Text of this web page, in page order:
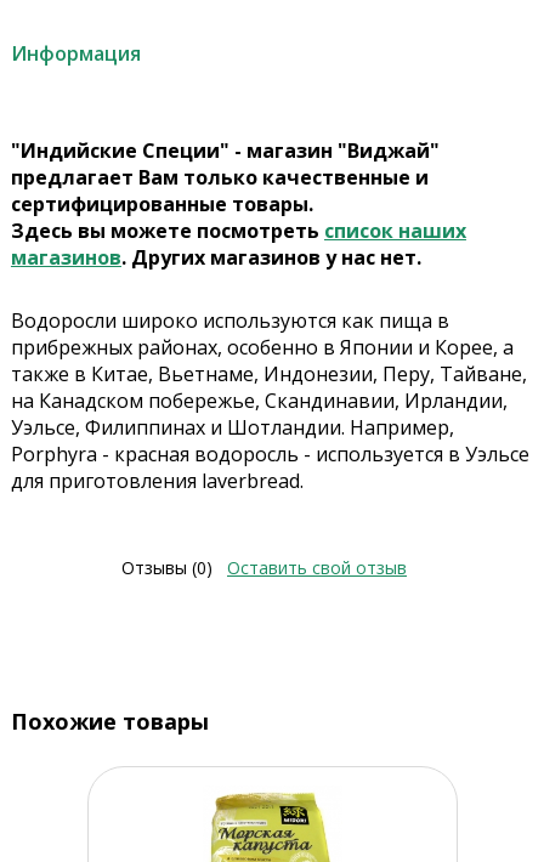
Информация
"Индийские Специи" - магазин "Виджай"
предлагает Вам только качественные и
сертифицированные товары.
Здесь вы можете посмотреть список наших
магазинов. Других магазинов у нас нет.
Водоросли широко используются как пища в
прибрежных районах, особенно в Японии и Корее, а
также в Китае, Вьетнаме, Индонезии, Перу, Тайване,
на Канадском побережье, Скандинавии, Ирландии,
Уэльсе, Филиппинах и Шотландии. Например,
Porphyra - красная водоросль - используется в Уэльсе
для приготовления laverbread.
Отзывы (0) Оставить свой отзыв
Похожие товары